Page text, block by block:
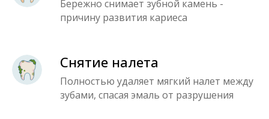
Бережно снимает зубной камень -
причину развития кариеса
Снятие налета
Полностью удаляет мягкий налет между
зубами, спасая эмаль от разрушения